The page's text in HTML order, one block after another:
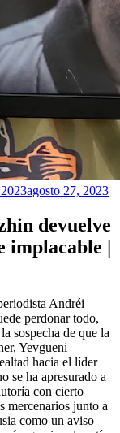
agosto 27, 2023
devuelve
implacable |
Andréi
perdonar todo,
sospecha de que la
Yevgueni
hacia el líder
se ha apresurado a
con cierto
mercenarios junto a
como un aviso